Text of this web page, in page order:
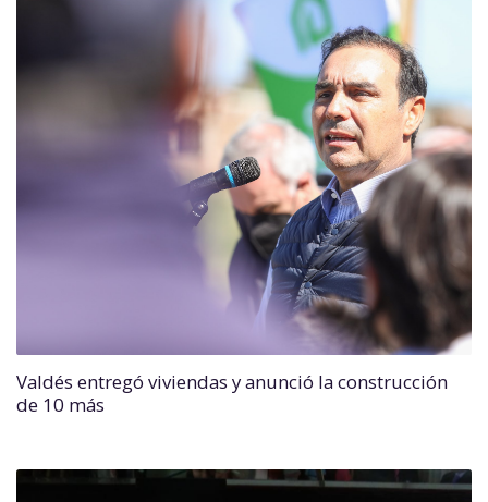
Valdés entregó viviendas y anunció la construcción
de 10 más